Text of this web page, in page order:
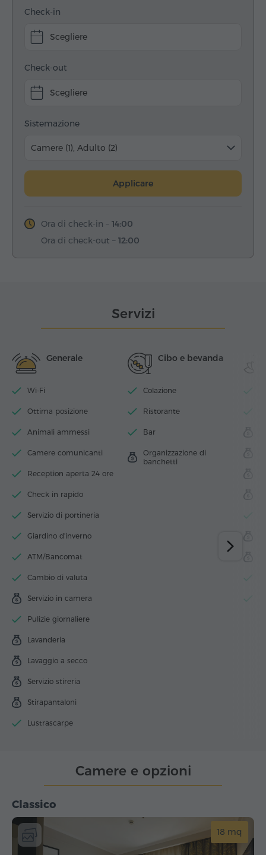
Check-in
Scegliere
Check-out
Scegliere
Sistemazione
Camere (1), Adulto (2)
Applicare
Ora di check-in – 14:00
Ora di check-out – 12:00
Servizi
Generale
Wi-Fi
Ottima posizione
Animali ammessi
Camere comunicanti
Reception aperta 24 ore
Check in rapido
Servizio di portineria
Giardino d'inverno
ATM/Bancomat
Cambio di valuta
Servizio in camera
Pulizie giornaliere
Lavanderia
Lavaggio a secco
Servizio stireria
Stirapantaloni
Lustrascarpe
Cibo e bevanda
Colazione
Ristorante
Bar
Organizzazione di
banchetti
Classico
18 mq
Camere e opzioni